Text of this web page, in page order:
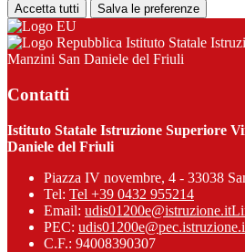
Accetta tutti Salva le preferenze
Istituto Statale
Manzini San Daniele del Friuli
Contatti
Istituto Statale Istruzione Superiore
Daniele del Friuli
Piazza IV novembre, 4 - 33038
Tel: Tel +39 0432 955214
Email: udis01200e@istruzione.it
PEC:
C.F.: 94008390307